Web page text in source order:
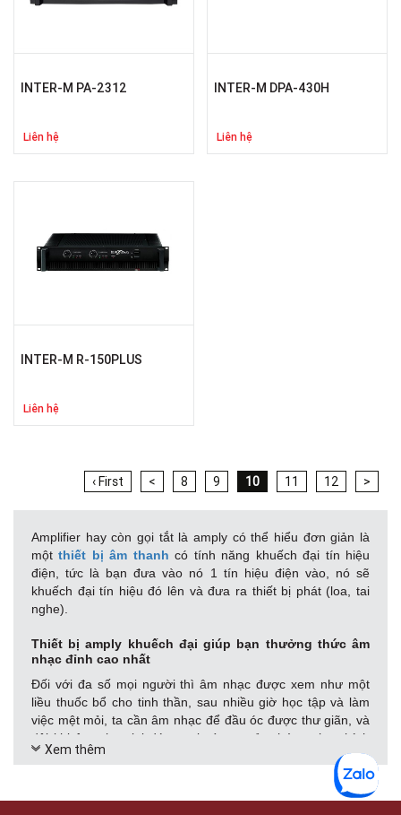
INTER-M PA-2312
Liên hệ
INTER-M DPA-430H
Liên hệ
INTER-M R-150PLUS
Liên hệ
‹ First < 8 9 10 11 12 >
Amplifier hay còn gọi tắt là amply có thể hiểu đơn giản là
mộtthiết bị âm thanh có tính năng khuếch đại tín hiệu
điện, tức là bạn đưa vào nó 1 tín hiệu điện vào, nó sẽ
khuếch đại tín hiệu đó lên và đưa ra thiết bị phát (loa, tai
nghe).
Thiết bị amply khuếch đại giúp bạn thưởng thức âm
nhạc đỉnh cao nhất
Đối với đa số mọi người thì âm nhạc được xem như một
liều thuốc bổ cho tinh thần, sau nhiều giờ học tập và làm
việc mệt mỏi, ta cần âm nhạc để đầu óc được thư giãn, và
đôi khi âm nhạc lại đóng vai trò tạo cảm hứng cho chính
công việc của chúng ta, vì thế để thưởng thức âm nhạc
đúng chuẩn, việc đầu tư hệ thống loa nghe nhạc hiện đại
và kèm theo amply khuếch đại là một quyết định đúng đắn.
Xem thêm